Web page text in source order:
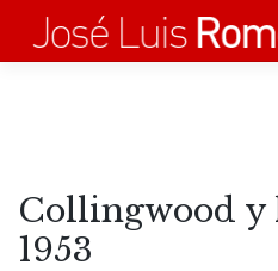
contenido
Collingwood y
1953